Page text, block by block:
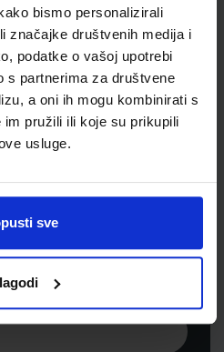
bismo personalizirali
značajke društvenih medija i
podatke o vašoj upotrebi
s partnerima za društvene
a oni ih mogu kombinirati s
pružili ili koje su prikupili
usluge.
sve
prijava
akcijama i drugim